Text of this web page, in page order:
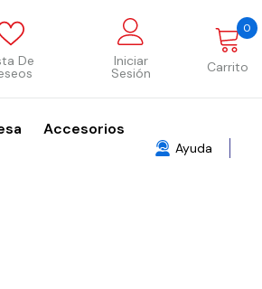
De Iniciar
Sesión Carrito
0 0
Accesorios
Ayuda